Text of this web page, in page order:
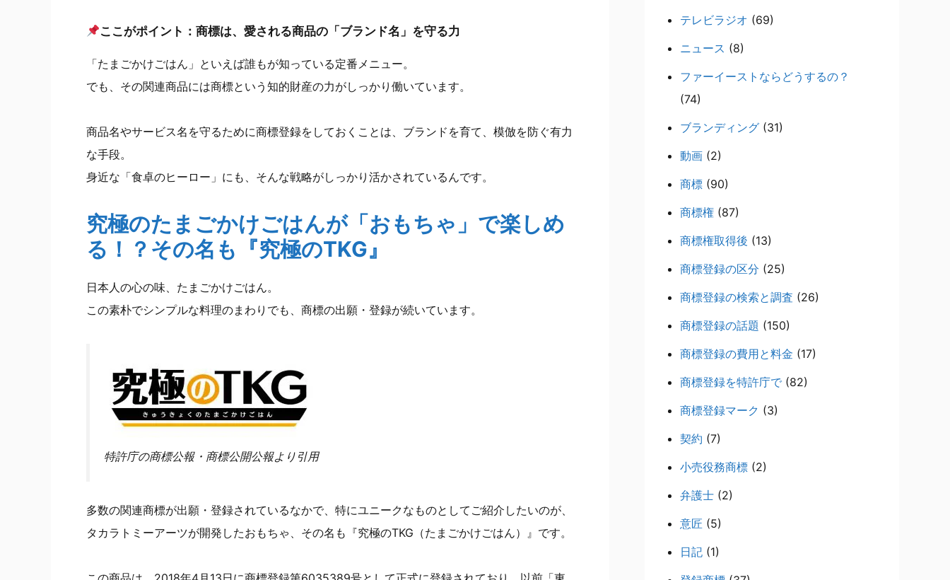
ここがポイント：商標は、愛される商品の「ブランド名」を守る力
「たまごかけごはん」といえば誰もが知っている定番メニュー。
でも、その関連商品には商標という知的財産の力がしっかり働いています。
商品名やサービス名を守るために商標登録をしておくことは、ブランドを育て、模倣を防ぐ有力
な手段。
身近な「食卓のヒーロー」にも、そんな戦略がしっかり活かされているんです。
究極のたまごかけごはんが「おもちゃ」で楽しめ
る！？その名も『究極のTKG』
日本人の心の味、たまごかけごはん。
この素朴でシンプルな料理のまわりでも、商標の出願・登録が続いています。
特許庁の商標公報・商標公開公報より引用
多数の関連商標が出願・登録されているなかで、特にユニークなものとしてご紹介したいのが、
タカラトミーアーツが開発したおもちゃ、その名も『究極のTKG（たまごかけごはん）』です。
テレビラジオ (69)
ニュース (8)
ファーイーストならどうするの？
(74)
ブランディング (31)
動画 (2)
商標 (90)
商標権 (87)
商標権取得後 (13)
商標登録の区分 (25)
商標登録の検索と調査 (26)
商標登録の話題 (150)
商標登録の費用と料金 (17)
商標登録を特許庁で (82)
商標登録マーク (3)
契約 (7)
小売役務商標 (2)
弁護士 (2)
意匠 (5)
日記 (1)